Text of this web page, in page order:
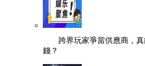
跨界玩家爭當供應商
錢？